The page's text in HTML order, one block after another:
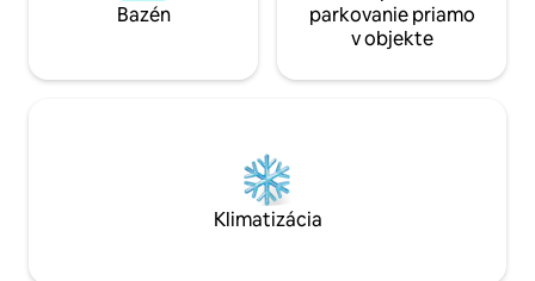
Bazén
parkovanie priamo
v objekte
Klimatizácia